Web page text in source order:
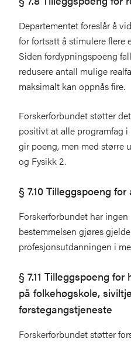
Departementet foreslår å
for fortsatt å stimulere flere
Siden fordypningspoeng
redusere antall mulige
maksimalt kan oppnås fire.
Forskerforbundet støtter
positivt at alle programfag
gir poeng, men med større
og Fysikk 2.
§ 7.10 Tilleggspoeng for
Forskerforbundet har
bestemmelsen gjøres
profesjonsutdanningen i
§ 7.11 Tilleggspoeng
på folkehøgskole,
førstegangstjeneste
Forskerforbundet støtter